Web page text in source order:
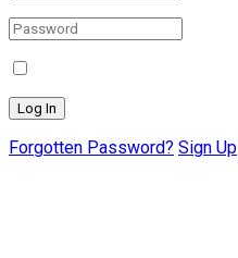
Forgotten Password? Sign Up